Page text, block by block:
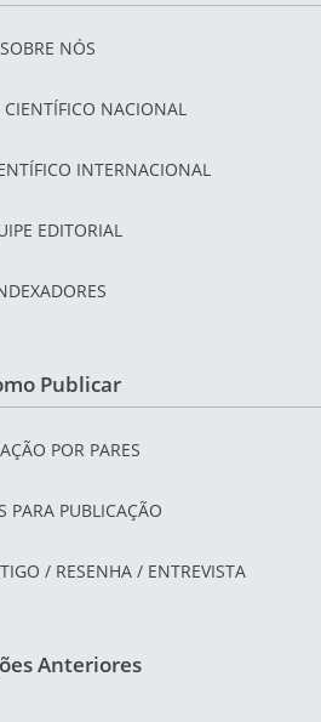
SOBRE NÓS
CIENTÍFICO NACIONAL
INTERNACIONAL
EDITORIAL
Publicar
POR PARES
PARA PUBLICAÇÃO
/ RESENHA / ENTREVISTA
Anteriores